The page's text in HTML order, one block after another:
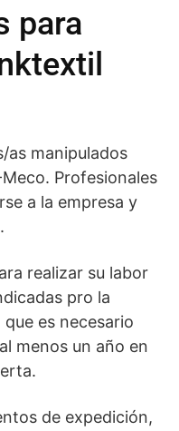
para
as manipulados
Profesionales
a la empresa y
realizar su labor
pro la
es necesario
menos un año en
de expedición,